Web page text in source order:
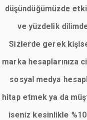
düşündüğümüzde
ve yüzdelik
Sizlerde gerek
marka hesaplarınıza
sosyal medya
hitap etmek ya da
iseniz kesinlikle